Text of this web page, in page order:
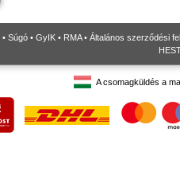
• Súgó • GyIK • RMA• Általános szerződési
A csomagküldés a